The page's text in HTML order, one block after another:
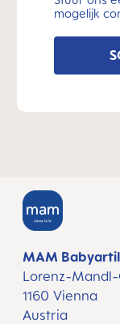
mogelijk
MAM
Lorenz-
1160 Vienna
Austria